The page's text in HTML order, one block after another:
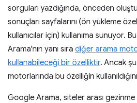
sorguları yazdığında, önceden
sonuçları sayfalarını (ön yükleme
kullanıcılar için) kullanıma sunuyor.
Arama'nın yanı sıra diğer arama
kullanabileceği bir özelliktir. Ancak
motorlarında bu özelliğin
Google Arama, siteler arası gezinme